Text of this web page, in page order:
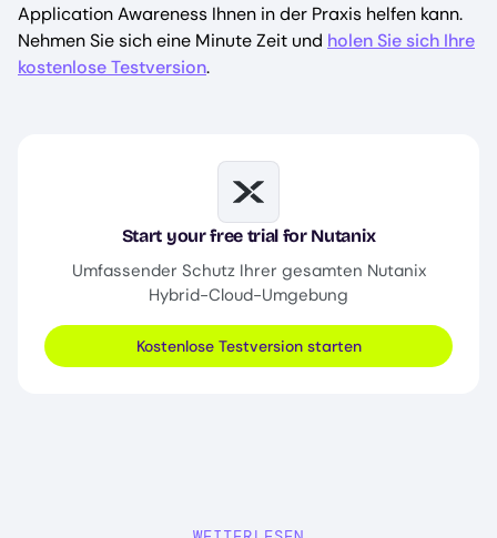
Application Awareness Ihnen in der Praxis helfen kann.
Nehmen Sie sich eine Minute Zeit und holen Sie sich Ihre
kostenlose Testversion.
Image
Start your free trial for Nutanix
Umfassender Schutz Ihrer gesamten Nutanix
Hybrid-Cloud-Umgebung
Kostenlose Testversion starten